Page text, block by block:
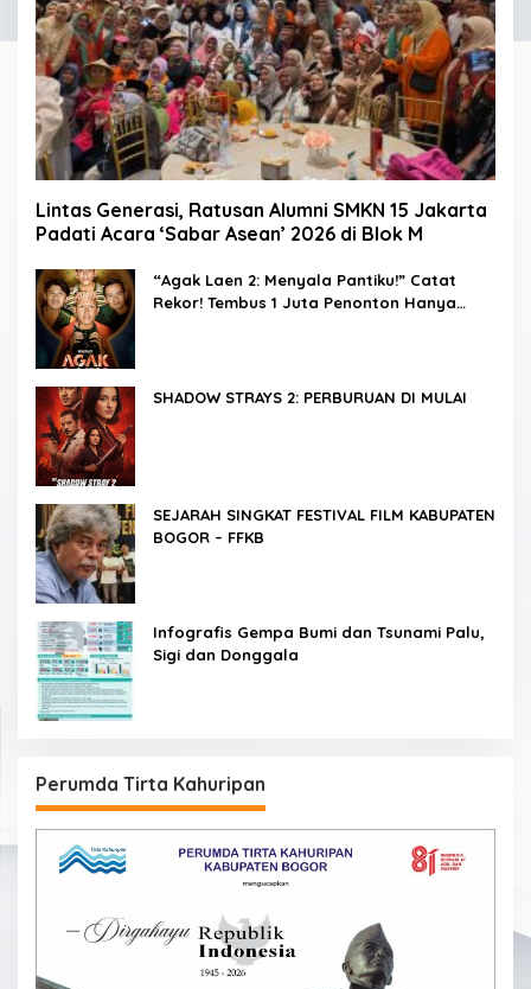
Lintas Generasi, Ratusan Alumni SMKN 15 Jakarta
Padati Acara ‘Sabar Asean’ 2026 di Blok M
“Agak Laen 2: Menyala Pantiku!” Catat
Rekor! Tembus 1 Juta Penonton Hanya
SHADOW STRAYS 2: PERBURUAN DI MULAI
SEJARAH SINGKAT FESTIVAL FILM KABUPATEN
BOGOR – FFKB
Infografis Gempa Bumi dan Tsunami Palu,
Sigi dan Donggala
Perumda Tirta Kahuripan